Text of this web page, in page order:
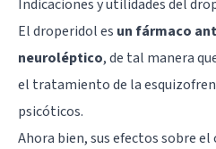
Indicaciones y utilidades del
El droperidol es un fármaco
neuroléptico, de tal manera
el tratamiento de la
psicóticos.
Ahora bien, sus efectos sobre